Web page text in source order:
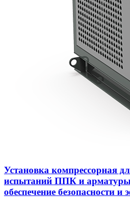
Установка компрессорная
испытаний ППК и
обеспечение безопасности и